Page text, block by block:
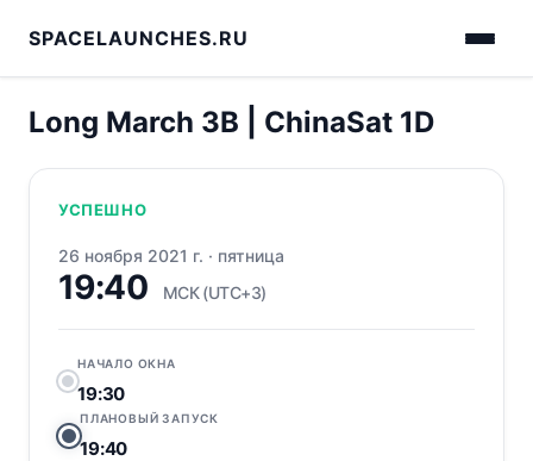
SPACELAUNCHES.RU
Long March 3B | ChinaSat 1D
УСПЕШНО
26 ноября 2021 г. · пятница
19:40 МСК (UTC+3)
НАЧАЛО ОКНА
19:30
ПЛАНОВЫЙ ЗАПУСК
19:40